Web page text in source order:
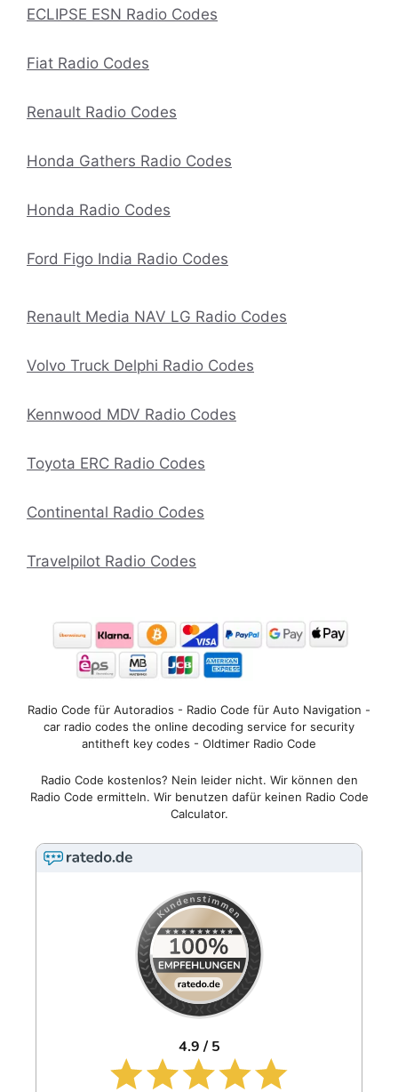
ECLIPSE ESN Radio Codes
Fiat Radio Codes
Renault Radio Codes
Honda Gathers Radio Codes
Honda Radio Codes
Ford Figo India Radio Codes
Renault Media NAV LG Radio Codes
Volvo Truck Delphi Radio Codes
Kennwood MDV Radio Codes
Toyota ERC Radio Codes
Continental Radio Codes
Travelpilot Radio Codes
Radio Code für Autoradios - Radio Code für Auto Navigation -
car radio codes the online decoding service for security
antitheft key codes - Oldtimer Radio Code
Radio Code kostenlos? Nein leider nicht. Wir können den
Radio Code ermitteln. Wir benutzen dafür keinen Radio Code
Calculator.
4.9 / 5